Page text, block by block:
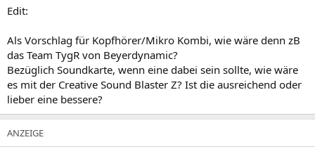
Edit:
Als Vorschlag für Kopfhörer/Mikro Kombi, wie wäre denn zB
das Team TygR von Beyerdynamic?
Bezüglich Soundkarte, wenn eine dabei sein sollte, wie wäre
es mit der Creative Sound Blaster Z? Ist die ausreichend oder
lieber eine bessere?